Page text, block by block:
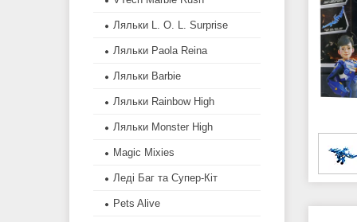
Ляльки L. O. L. Surprise
Ляльки Paola Reina
Ляльки Barbie
Ляльки Rainbow High
Ляльки Monster High
Magic Mixies
Леді Баг та Супер-Кіт
Pets Alive